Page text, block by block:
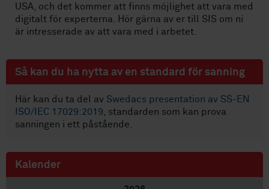
USA, och det kommer att finns möjlighet att vara med
digitalt för experterna. Hör gärna av er till SIS om ni
är intresserade av att vara med i arbetet.
Så kan du ha nytta av en standard för sanning
Här kan du ta del av Swedacs presentation av SS-EN
ISO/IEC 17029:2019 , standarden som kan prova
sanningen i ett påstående.
Kalender